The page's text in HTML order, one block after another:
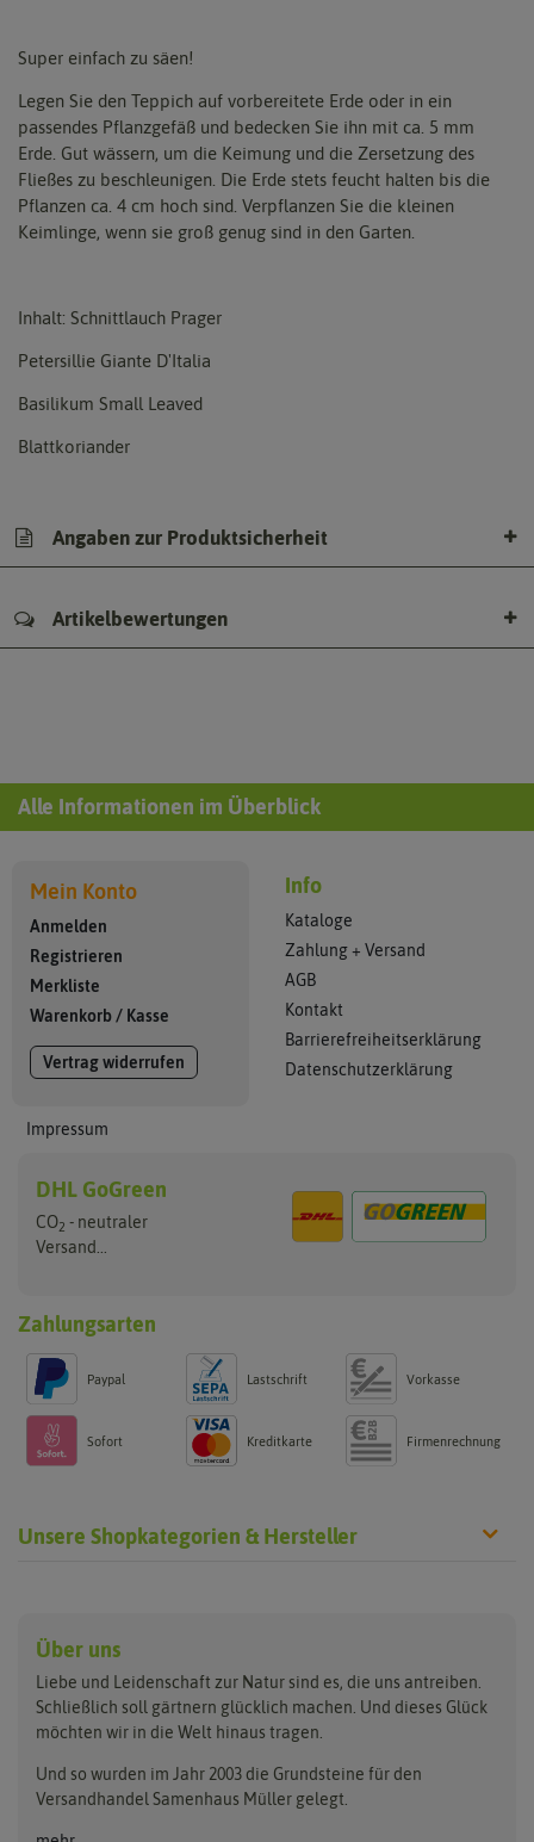
Super einfach zu säen!
Legen Sie den Teppich auf vorbereitete Erde oder in ein
passendes Pflanzgefäß und bedecken Sie ihn mit ca. 5 mm
Erde. Gut wässern, um die Keimung und die Zersetzung des
Fließes zu beschleunigen. Die Erde stets feucht halten bis die
Pflanzen ca. 4 cm hoch sind. Verpflanzen Sie die kleinen
Keimlinge, wenn sie groß genug sind in den Garten.
Inhalt: Schnittlauch Prager
Petersillie Giante D'Italia
Basilikum Small Leaved
Blattkoriander
Angaben zur Produktsicherheit
Artikelbewertungen
Alle Informationen im Überblick
Mein Konto
Anmelden
Registrieren
Merkliste
Warenkorb/ Kasse
Vertrag widerrufen
Impressum
Info
Kataloge
Zahlung + Versand
AGB
Kontakt
Barrierefreiheitserklärung
Datenschutzerklärung
DHL GoGreen
CO2 - neutraler
Versand...
Zahlungsarten
Paypal Lastschrift Vorkasse
Sofort Kreditkarte Firmenrechnung
Unsere Shopkategorien & Hersteller
Anzuchtschalen
Beleuchtung
Erdbeertürme
Folien, Vliese und Netze
Gartengeräte
Keimsprossen
Saatgut für Werbezwecke
Samen-Sets
Gemüsesamen
Benary
Buzzy Seeds
Clever Pots
Dürr-Samen
FLORTUS
Greenline
Grüne Oase
Über uns
Liebe und Leidenschaft zur Natur sind es, die uns antreiben.
Schließlich soll gärtnern glücklich machen. Und dieses Glück
möchten wir in die Welt hinaus tragen.
Und so wurden im Jahr 2003 die Grundsteine für den
Versandhandel Samenhaus Müller gelegt.